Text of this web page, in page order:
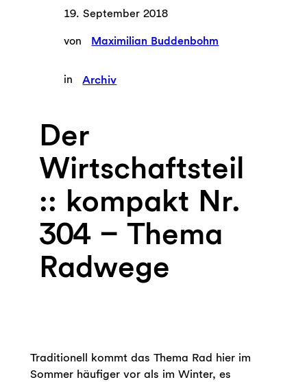
19. September 2018
von Maximilian Buddenbohm
in Archiv
Der
Wirtschaftsteil
:: kompakt Nr.
304 – Thema
Radwege
Traditionell kommt das Thema Rad hier im
Sommer häufiger vor als im Winter, es